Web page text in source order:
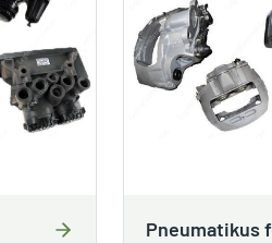
Pneumatikus